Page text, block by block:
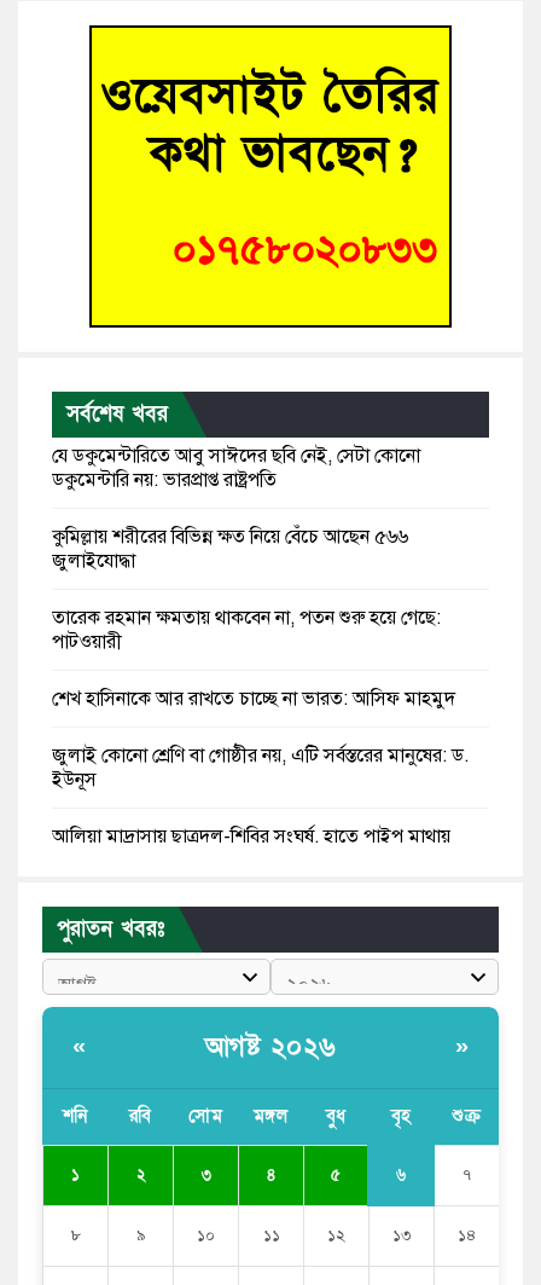
সর্বশেষ খবর
যে ডকুমেন্টারিতে আবু সাঈদের ছবি নেই, সেটা কোনো
ডকুমেন্টারি নয়: ভারপ্রাপ্ত রাষ্ট্রপতি
কুমিল্লায় শরীরের বিভিন্ন ক্ষত নিয়ে বেঁচে আছেন ৫৬৬
জুলাইযোদ্ধা
তারেক রহমান ক্ষমতায় থাকবেন না, পতন শুরু হয়ে গেছে:
পাটওয়ারী
শেখ হাসিনাকে আর রাখতে চাচ্ছে না ভারত: আসিফ মাহমুদ
জুলাই কোনো শ্রেণি বা গোষ্ঠীর নয়, এটি সর্বস্তরের মানুষের: ড.
ইউনূস
আলিয়া মাদ্রাসায় ছাত্রদল-শিবির সংঘর্ষ, হাতে পাইপ মাথায়
কুমিল্লার ৫ হাসপাতাল-ডায়াগনস্টিক সাময়িক বন্ধের নির্দেশ
পরকীয়ার অভিযোগে গ্রামবাসীর হাতে আটক কনটেন্ট ক্রিয়েটর
রিপন মিয়া
হরমুজের আকাশে ৩ কোটি ডলারের মার্কিন ড্রোন ধ্বংস করল
‘ইয়া আল্লাহ! ডাকসু ভিপি সাদিক কাইয়ুমের সম্মান রক্ষা করো’
পুরাতন খবরঃ
« আগষ্ট ২০২৬ »
শনি রবি সোম মঙ্গল বুধ বৃহ শুক্র
১ ২ ৩ ৪ ৫ ৬ ৭
৮ ৯ ১০ ১১ ১২ ১৩ ১৪